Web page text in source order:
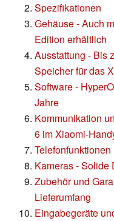
Spezifikationen
Gehäuse - Auch
Edition erhältlich
Ausstattung - Bis
Speicher für das
Software -
Jahre
Kommunikation
6 im Xiaomi-
Kameras - Solide
Zubehör und
Lieferumfang
Eingabegeräte